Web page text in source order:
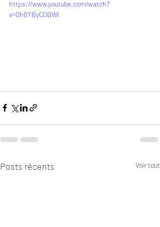
https://www.youtube.com/watch?
v=Qh0YByC0BWI
Posts récents Voir tout